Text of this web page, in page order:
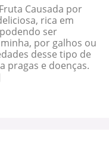
Causada por
rica em
ser
por galhos ou
desse tipo de
pragas e doenças.